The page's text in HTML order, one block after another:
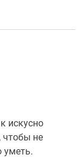
искусно
чтобы не
уметь.